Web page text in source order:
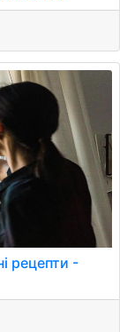
рецепти -